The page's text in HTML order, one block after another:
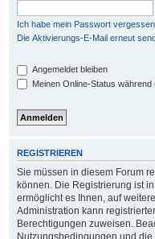
Ich habe mein Passwort vergessen
Die Aktivierungs-E-Mail erneut
Angemeldet bleiben
Meinen Online-Status
REGISTRIEREN
Sie müssen in diesem Forum
können. Die Registrierung ist
ermöglicht es Ihnen, auf
Administration kann
Berechtigungen zuweisen.
Nutzungsbedingungen und